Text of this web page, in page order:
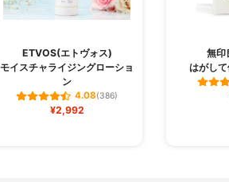
ETVOS(エトヴォス)
モイスチャライジングローショ
ン
4.08(386)
¥2,992
無印
はがし